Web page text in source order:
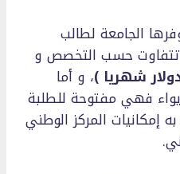
الجامعة لطالب
حسب التخصص و
، و أما
فهي مفتوحة للطلبة
إمكانيات المركز الوطني